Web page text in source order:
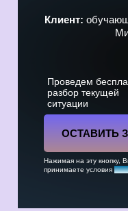
Клиент:
Нажимая на эту кнопку,
принимаете условия
ОСТАВИТЬ
Проведем
разбор текущей
ситуации